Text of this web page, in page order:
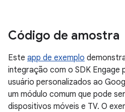
Código de amostra
Este app de exemplo
integração com o SDK Engage
usuário personalizados ao
um módulo comum que pode
dispositivos móveis e TV. O